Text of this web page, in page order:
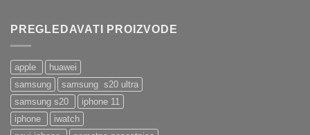
PREGLEDAVATI PROIZVODE
apple
huawei
samsung
samsung s20 ultra
samsung s20
iphone 11
iphone
iwatch